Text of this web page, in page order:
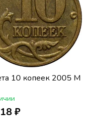
10 копеек 2005 М
18 ₽